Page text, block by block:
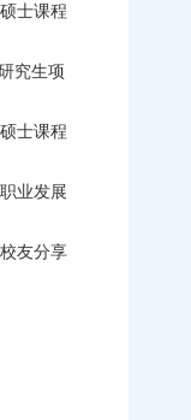
士课程
究生项
士课程
业发展
友分享